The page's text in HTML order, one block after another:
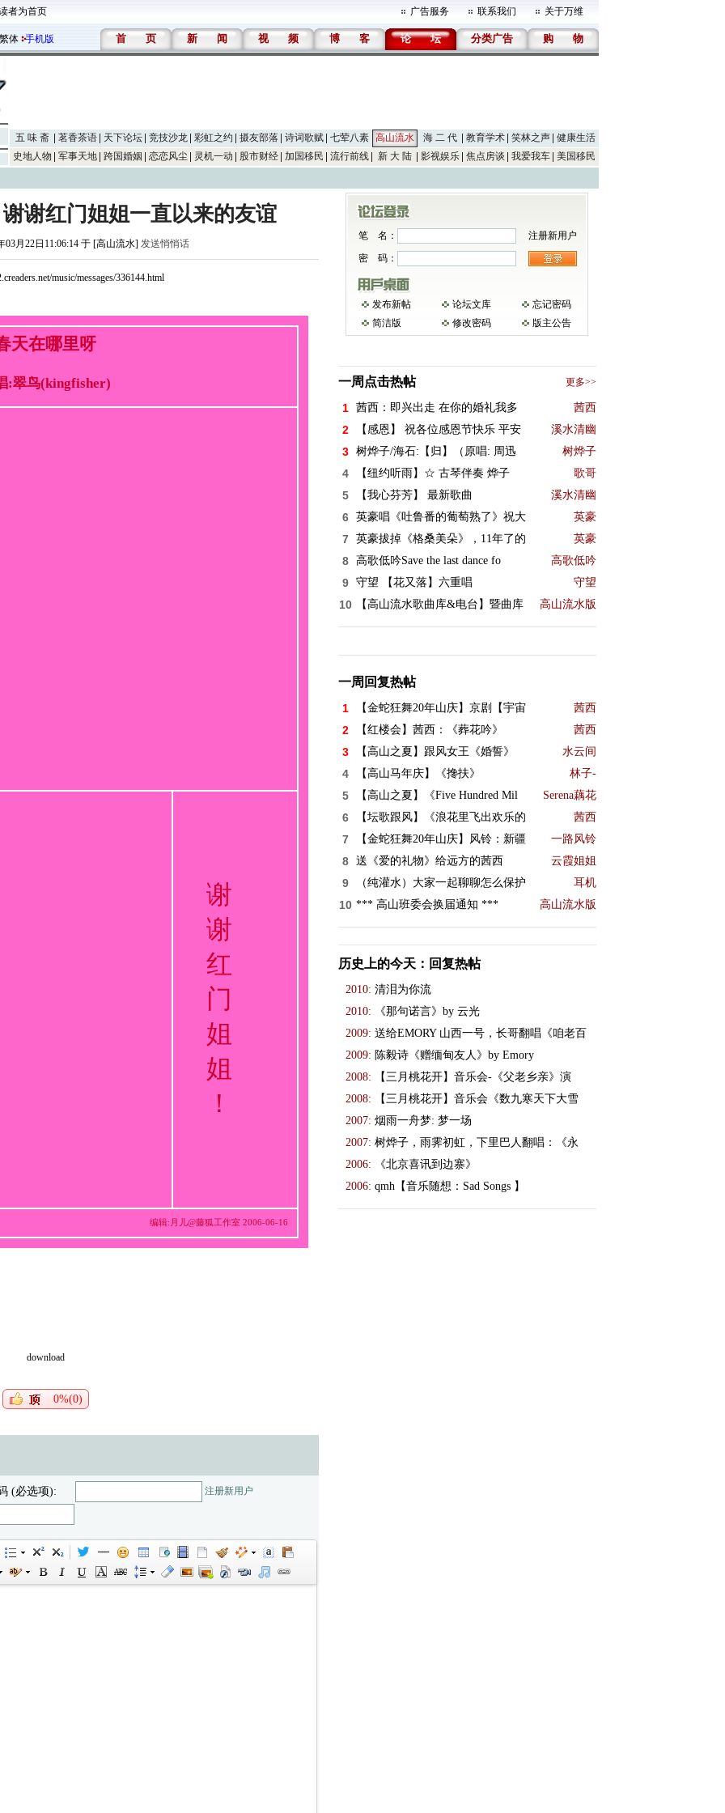
者为首页 广告服务 联系我们 关于万维
体 手机版 首 页 新 闻 视 频 博 客 论 坛 分类广告 购 物
五 味 斋 茗香茶语 天下论坛 竞技沙龙 彩虹之约 摄友部落 诗词歌赋 七荤八素 高山流水 海 二 代 教育学术 笑林之声
健康生活
史地人物
军事天地 跨国婚姻 恋恋风尘 灵机一动 股市财经 加国移民 流行前线 新 大 陆 影视娱乐 焦点房谈 我爱我车 美国移民
谢红门姐姐一直以来的友谊
03月22日11:06:14 于 [高山流水] 发送悄悄话
music/messages/336144.html
天在哪里呀
:翠鸟(kingfisher)
谢
谢
红
门
姐
姐
！
编辑:月儿@藤狐工作室 2006-06-16
download
0%(0)
(必选项): 注册新用户
笔 名：
注册新用户
密 码：
发布新帖 论坛文库
忘记密码
简洁版
修改密码 版主公告
一周点击热帖 更多>>
1 茜西：即兴出走 在你的婚礼我多 茜西
2 【感恩】 祝各位感恩节快乐 平安 溪水清幽
3 树烨子/海石:【归】（原唱: 周迅 树烨子
4 【纽约听雨】☆ 古琴伴奏 烨子 歌哥
5 【我心芬芳】 最新歌曲 溪水清幽
6 英豪唱《吐鲁番的葡萄熟了》祝大 英豪
7 英豪拔掉《格桑美朵》，11年了的 英豪
8 高歌低吟Save the last dance fo 高歌低吟
9 守望 【花又落】六重唱 守望
10 【高山流水歌曲库&电台】暨曲库 高山流水版
一周回复热帖
1 【金蛇狂舞20年山庆】京剧【宇宙 茜西
2 【红楼会】茜西：《葬花吟》 茜西
3 【高山之夏】跟风女王《婚誓》 水云间
4 【高山马年庆】《搀扶》 林子-
5 【高山之夏】《Five Hundred Mil Serena藕花
6 【坛歌跟风】《浪花里飞出欢乐的 茜西
7 【金蛇狂舞20年山庆】风铃：新疆 一路风铃
8 送《爱的礼物》给远方的茜西 云霞姐姐
9 （纯灌水）大家一起聊聊怎么保护 耳机
10 *** 高山班委会换届通知 *** 高山流水版
历史上的今天：回复热帖
2010: 清泪为你流
2010:
《那句诺言》by 云光
2009: 送给EMORY 山西一号，长哥翻唱《咱老百
2009: 陈毅诗《赠缅甸友人》by Emory
2008:
【三月桃花开】音乐会-《父老乡亲》演
2008:
【三月桃花开】音乐会《数九寒天下大雪
2007: 烟雨一舟梦: 梦一场
2007: 树烨子，雨霁初虹，下里巴人翻唱：《永
2006:
《北京喜讯到边寨》
2006: qmh【音乐随想：Sad Songs 】